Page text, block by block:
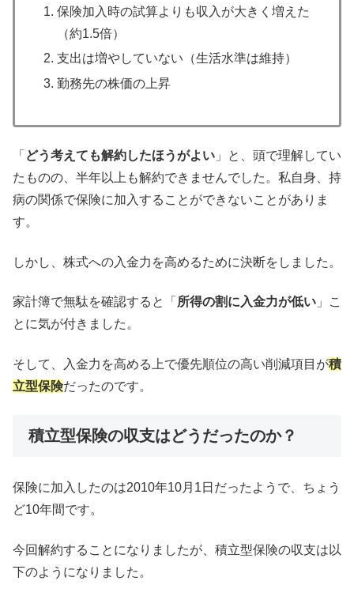
保険加入時の試算よりも収入が大きく増えた
（約1.5倍）
支出は増やしていない（生活水準は維持）
勤務先の株価の上昇
「 どう考えても解約したほうがよい 」と、頭で理解してい
たものの、半年以上も解約できませんでした。私自身、持
病の関係で保険に加入することができないことがありま
す。
しかし、株式への入金力を高めるために決断をしました。
家計簿で無駄を確認すると「 所得の割に入金力が低い 」こ
とに気が付きました。
そして、入金力を高める上で優先順位の高い削減項目が積
立型保険だったのです。
積立型保険の収支はどうだったのか？
保険に加入したのは2010年10月1日だったようで、ちょう
ど10年間です。
今回解約することになりましたが、積立型保険の収支は以
下のようになりました。